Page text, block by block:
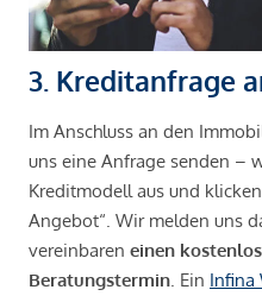
3. Kreditanfrage
Im Anschluss an den
uns eine Anfrage senden –
Kreditmodell aus und
Angebot“. Wir melden uns
vereinbaren einen
Beratungstermin . Ein Infina